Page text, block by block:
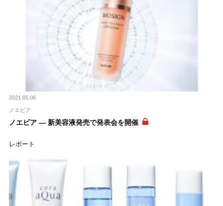
2021.05.06
ノエビア
ノエビア ― 新美容液発売で発表会を開催
レポート